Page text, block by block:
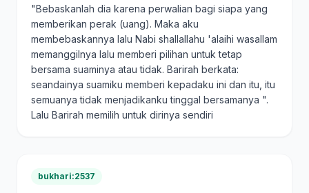
"Bebaskanlah dia karena perwalian bagi siapa yang
memberikan perak (uang). Maka aku
membebaskannya lalu Nabi shallallahu 'alaihi wasallam
memanggilnya lalu memberi pilihan untuk tetap
bersama suaminya atau tidak. Barirah berkata:
seandainya suamiku memberi kepadaku ini dan itu, itu
semuanya tidak menjadikanku tinggal bersamanya ".
Lalu Barirah memilih untuk dirinya sendiri
bukhari:2537